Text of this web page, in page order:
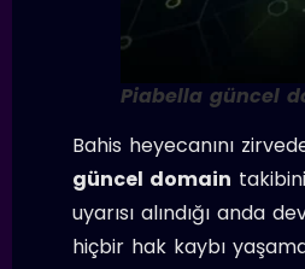
Piabella güncel
Bahis heyecanını
güncel domain
uyarısı alındığı anda
hiçbir hak kaybı